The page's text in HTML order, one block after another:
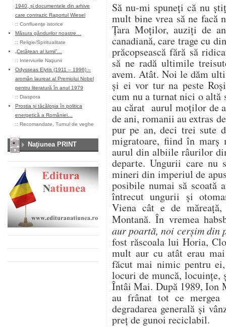
1940, și documentele din arhive
care contrazic Raportul Wiesel
:: Confluenţe istorice
Măsura gândurilor noastre…
:: Religie/Spiritualitate
„Cetățean al lumii”…
:: Interviurile Naţiunii
Odysseas Elytis (1911 – 1996) –
aromân laureat al Premiului Nobel
pentru literatură în anul 1979
:: Diaspora
Prostia și tăcăloșia în politica
energetică a României…
:: Recomandate Turnul de veghe
Naţiunea PRINT
Să nu-mi spuneţi că nu
mult bine vrea să ne facă
Ţara Moţilor, auziţi de
canadiană, care trage cu
prăcopsească fără să
să ne radă ultimile
avem. Atât. Noi le dăm
şi ei vor tur na peste
cum nu a turnat nici o altă
au cărat aurul moţilor de
de ani, romanii au extras
pur pe an, deci trei sute
migratoare, fiind în
aurul din albiile râurilor
departe. Ungurii care nu
mineri din imperiul de
posibile numai să scoată
întrecut ungurii şi
Viena cât e de
Montană. În vremea
aur poartă, noi cerşim din
fost răscoala lui Horia,
mult aur cu atât erau
făcut mai nimic pentru
locuri de muncă, locuinţe,
Întâi Mai. După 1989, Ion
au frânat tot ce
degradarea generală şi
preţ de gunoi reciclabil.